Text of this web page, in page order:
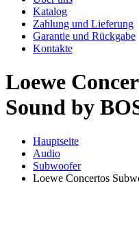
Katalog
Zahlung und Lieferung
Garantie und Rückgabe
Kontakte
Loewe
Sound by
Hauptseite
Audio
Subwoofer
Loewe Concertos